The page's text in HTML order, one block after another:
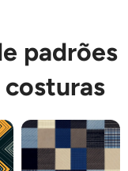
padrões